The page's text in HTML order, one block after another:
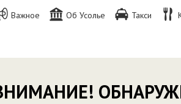
Важное Об Усолье Такси